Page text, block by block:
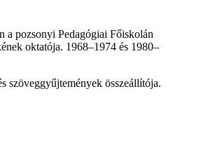
a pozsonyi Pedagógiai Főiskolán
oktatója. 1968–1974 és 1980–
szöveggyűjtemények összeállítója.